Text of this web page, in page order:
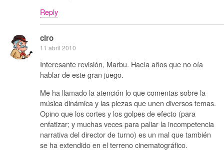
Reply
ciro
11 abril 2010
Interesante revisión, Marbu. Hacía años que no oía
hablar de este gran juego.
Me ha llamado la atención lo que comentas sobre la
música dinámica y las piezas que unen diversos temas.
Opino que los cortes y los golpes de efecto (para
enfatizar; y muchas veces para paliar la incompetencia
narrativa del director de turno) es un mal que también
se ha extendido en el terreno cinematográfico.